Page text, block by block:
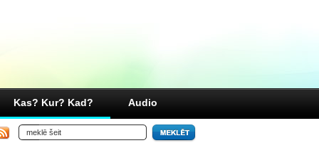
Kas? Kur? Kad? Audio